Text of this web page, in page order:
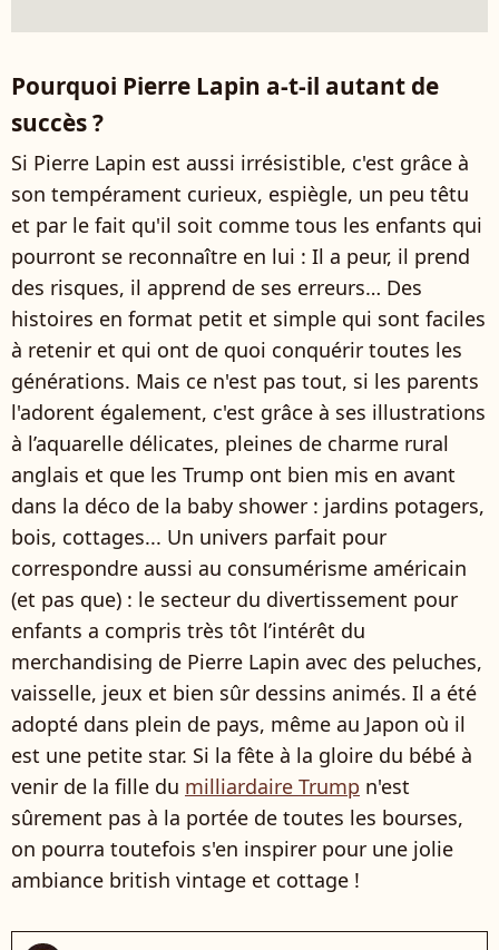
Pourquoi Pierre Lapin a-t-il autant de
succès ?
Si Pierre Lapin est aussi irrésistible, c'est grâce à
son tempérament curieux, espiègle, un peu têtu
et par le fait qu'il soit comme tous les enfants qui
pourront se reconnaître en lui : Il a peur, il prend
des risques, il apprend de ses erreurs… Des
histoires en format petit et simple qui sont faciles
à retenir et qui ont de quoi conquérir toutes les
générations. Mais ce n'est pas tout, si les parents
l'adorent également, c'est grâce à ses illustrations
à l’aquarelle délicates, pleines de charme rural
anglais et que les Trump ont bien mis en avant
dans la déco de la baby shower : jardins potagers,
bois, cottages... Un univers parfait pour
correspondre aussi au consumérisme américain
(et pas que) : le secteur du divertissement pour
enfants a compris très tôt l’intérêt du
merchandising de Pierre Lapin avec des peluches,
vaisselle, jeux et bien sûr dessins animés. Il a été
adopté dans plein de pays, même au Japon où il
est une petite star. Si la fête à la gloire du bébé à
venir de la fille du milliardaire Trump n'est
sûrement pas à la portée de toutes les bourses,
on pourra toutefois s'en inspirer pour une jolie
ambiance british vintage et cottage !